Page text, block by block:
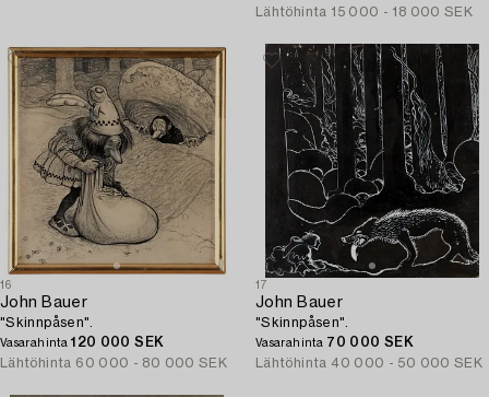
Lähtöhinta 15 000 - 18 000 SEK
16
John Bauer
"Skinnpåsen".
Vasarahinta120 000 SEK
Lähtöhinta 60 000 - 80 000 SEK
17
John Bauer
"Skinnpåsen".
Vasarahinta 70 000 SEK
Lähtöhinta 40 000 - 50 000 SEK